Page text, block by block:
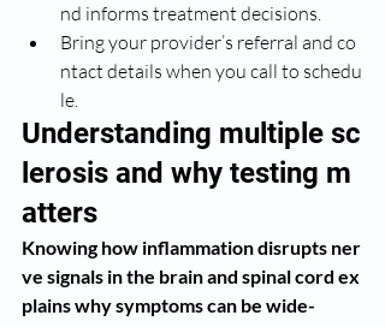
nd informs treatment decisions.
Bring your provider’s referral and co
ntact details when you call to schedu
le.
Understanding multiple sc
lerosis and why testing m
atters
Knowing how inflammation disrupts ner
ve signals in the brain and spinal cord ex
plains why symptoms can be wide-